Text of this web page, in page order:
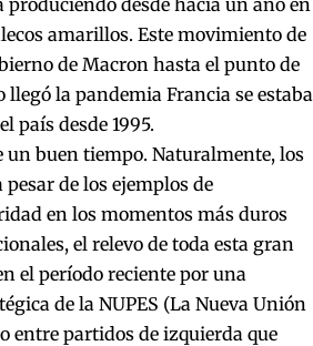
amarillos. Este movimiento de
de Macron hasta el punto de
la pandemia Francia se estaba
país desde 1995.
un buen tiempo. Naturalmente, los
de los ejemplos de
en los momentos más duros
el relevo de toda esta gran
el período reciente por una
de la NUPES (La Nueva Unión
entre partidos de izquierda que